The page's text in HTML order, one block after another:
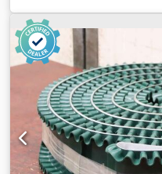
komme forbi til eftersyn